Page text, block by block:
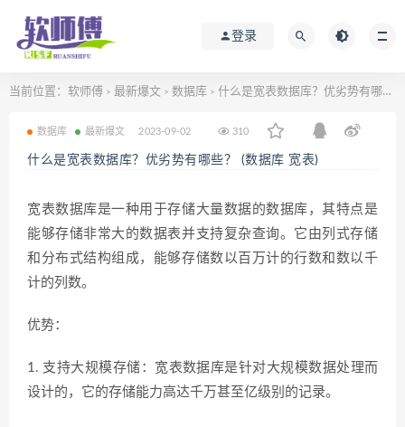
登录
当前位置： 软师傅 > 最新爆文 > 数据库 > 什么是宽表数据库？优劣势有哪些？ (数据库 宽表)
数据库 最新爆文 2023-09-02 310
什么是宽表数据库？优劣势有哪些？ (数据库 宽表)
宽表数据库是一种用于存储大量数据的数据库，其特点是
能够存储非常大的数据表并支持复杂查询。它由列式存储
和分布式结构组成，能够存储数以百万计的行数和数以千
计的列数。
优势：
1. 支持大规模存储：宽表数据库是针对大规模数据处理而
设计的，它的存储能力高达千万甚至亿级别的记录。